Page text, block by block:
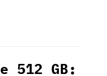
512 GB: